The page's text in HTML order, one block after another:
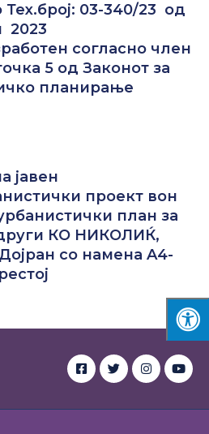
Тех.број: 03-340/23 од
2023
согласно член
5 од Законот за
планирање
јавен
проект вон
план за
други КО НИКОЛИЌ,
со намена A4-